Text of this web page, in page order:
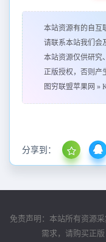
本站资源有的自互
请联系本站我们会
本站资源仅供研究
正版授权，否则产
图穷联盟苹果网 »
分享到：
免责声明：本站所有资源
需求，请购买正